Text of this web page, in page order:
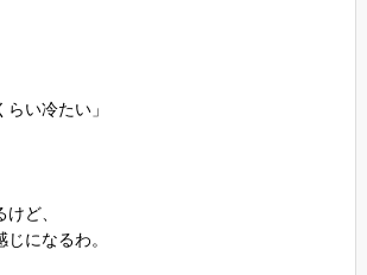
らい冷たい」
ど、
になるわ。